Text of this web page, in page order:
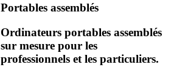
Portables assemblés
Ordinateurs portables assemblés
sur mesure pour les
professionnels et les particuliers.